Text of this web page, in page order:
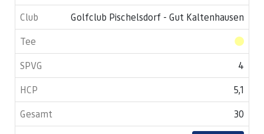
Golfclub Pischelsdorf - Gut Kaltenhausen
4
5,1
30